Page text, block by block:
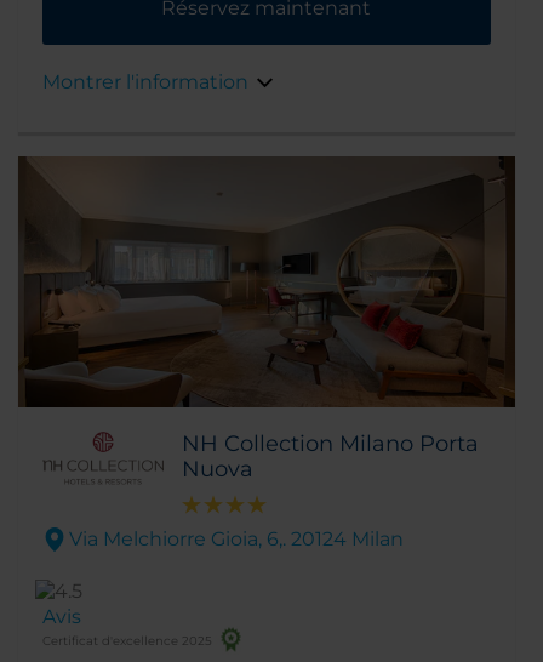
gare principale de Milan et du quartier
commerçant, et à 15 minutes seulement du
deux stations de métro à côté de l’hôtel et le
Réservez maintenant
Montrer l'information
NH Collection Milano Porta
Nuova
Via Melchiorre Gioia, 6,. 20124 Milan
Avis
Certificat d'excellence 2025